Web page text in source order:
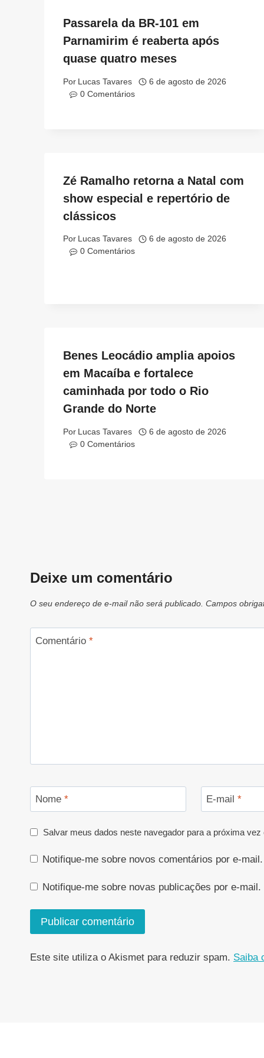
Passarela da BR-101 em
Parnamirim é reaberta após
quase quatro meses
Por Lucas Tavares
6 de agosto de 2026
0 Comentários
Zé Ramalho retorna a Natal com
show especial e repertório de
clássicos
Por Lucas Tavares
6 de agosto de 2026
0 Comentários
Benes Leocádio amplia apoios
em Macaíba e fortalece
caminhada por todo o Rio
Grande do Norte
Por Lucas Tavares
6 de agosto de 2026
0 Comentários
Deixe um comentário
O seu endereço de e-mail não será publicado. Campos
Comentário *
Nome * E-mail *
Salvar meus dados neste navegador para a próxima vez
Notifique-me sobre novos comentários por e-mail.
Notifique-me sobre novas publicações por e-mail.
Este site utiliza o Akismet para reduzir spam. Saiba